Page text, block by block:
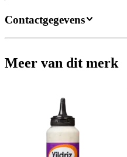
Contactgegevens
Meer van dit merk